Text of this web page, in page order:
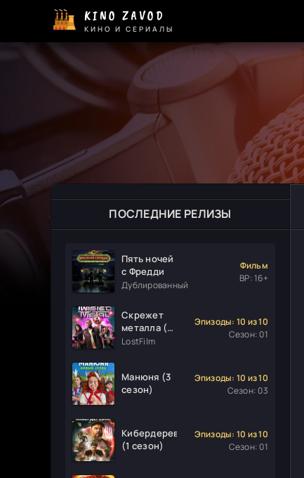
KINO ZAVOD
КИНО И СЕРИАЛЫ
ПОСЛЕДНИЕ РЕЛИЗЫ
Пять ночей
с Фредди
Дублированный
Фильм
ВР: 16+
Скрежет
металла (1
сезон)
LostFilm
Эпизоды: 10 из 10
Сезон: 01
Манюня (3
сезон)
Эпизоды: 10 из 10
Сезон: 03
Кибердеревня
(1 сезон)
Эпизоды: 10 из 10
Сезон: 01